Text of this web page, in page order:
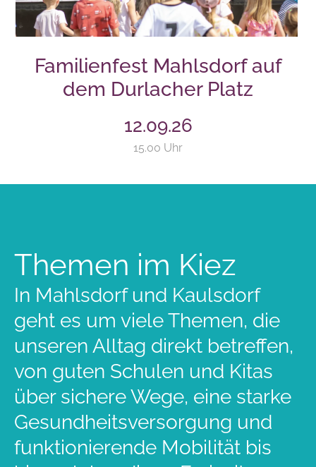
Familienfest Mahlsdorf auf
dem Durlacher Platz
12.09.26
15.00 Uhr
Themen im Kiez
In Mahlsdorf und Kaulsdorf
geht es um viele Themen, die
unseren Alltag direkt betreffen,
von guten Schulen und Kitas
über sichere Wege, eine starke
Gesundheitsversorgung und
funktionierende Mobilität bis